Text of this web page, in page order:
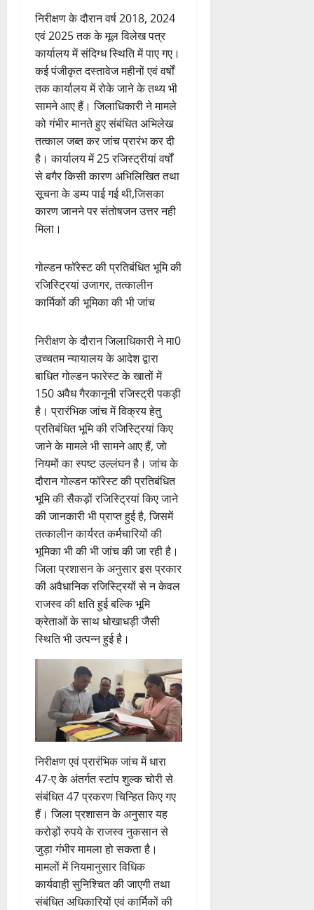
निरीक्षण के दौरान वर्ष 2018, 2024
एवं 2025 तक के मूल विलेख पत्र
कार्यालय में संदिग्ध स्थिति में पाए गए।
कई पंजीकृत दस्तावेज महीनों एवं वर्षों
तक कार्यालय में रोके जाने के तथ्य भी
सामने आए हैं। जिलाधिकारी ने मामले
को गंभीर मानते हुए संबंधित अभिलेख
तत्काल जब्त कर जांच प्रारंभ कर दी
है। कार्यालय में 25 रजिस्ट्रीयां वर्षों
से बगैर किसी कारण अभिलिखित तथा
सूचना के डम्प पाई गई थी,जिसका
कारण जानने पर संतोषजन उत्तर नही
मिला।
गोल्डन फॉरेस्ट की प्रतिबंधित भूमि की
रजिस्ट्रियां उजागर, तत्कालीन
कार्मिकों की भूमिका की भी जांच
निरीक्षण के दौरान जिलाधिकारी ने मा0
उच्चतम न्यायालय के आदेश द्वारा
बाधित गोल्डन फारेस्ट के खातों में
150 अवैध गैरकानूनी रजिस्ट्री पकड़ी
है। प्रारंभिक जांच में विक्रय हेतु
प्रतिबंधित भूमि की रजिस्ट्रियां किए
जाने के मामले भी सामने आए हैं, जो
नियमों का स्पष्ट उल्लंघन है। जांच के
दौरान गोल्डन फॉरेस्ट की प्रतिबंधित
भूमि की सैकड़ों रजिस्ट्रियां किए जाने
की जानकारी भी प्राप्त हुई है, जिसमें
तत्कालीन कार्यरत कर्मचारियों की
भूमिका भी की भी जांच की जा रही है।
जिला प्रशासन के अनुसार इस प्रकार
की अवैधानिक रजिस्ट्रियों से न केवल
राजस्व की क्षति हुई बल्कि भूमि
क्रेताओं के साथ धोखाधड़ी जैसी
स्थिति भी उत्पन्न हुई है।
निरीक्षण एवं प्रारंभिक जांच में धारा
47-ए के अंतर्गत स्टांप शुल्क चोरी से
संबंधित 47 प्रकरण चिन्हित किए गए
हैं। जिला प्रशासन के अनुसार यह
करोड़ों रुपये के राजस्व नुकसान से
जुड़ा गंभीर मामला हो सकता है।
मामलों में नियमानुसार विधिक
कार्यवाही सुनिश्चित की जाएगी तथा
संबंधित अधिकारियों एवं कार्मिकों की